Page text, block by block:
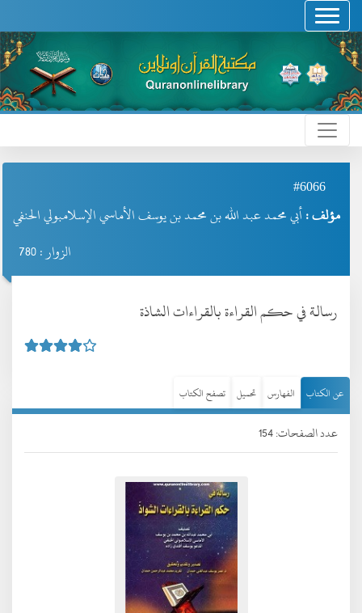
#6066
مؤلف :أبي محمد عبد الله بن محمد بن يوسف الأماسي الإسلامبولي الحنفي
الزوار : 780
رسالة في حكم القراءة بالقراءات الشاذة
عن الكتاب الفهارس تحميل تصفح الكتاب
عدد الصفحات: 154